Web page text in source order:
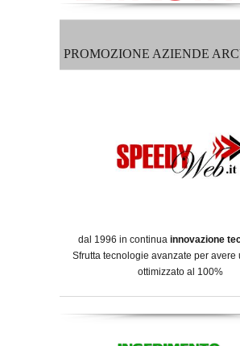
PROMOZIONE AZIENDE
dal 1996 in continua innovazione
Sfrutta tecnologie avanzate per avere
ottimizzato al 100%